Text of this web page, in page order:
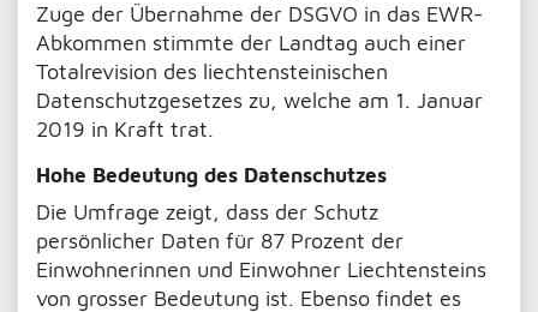
Zuge der Übernahme der DSGVO in das EWR-
Abkommen stimmte der Landtag auch einer
Totalrevision des liechtensteinischen
Datenschutzgesetzes zu, welche am 1. Januar
2019 in Kraft trat.
Hohe Bedeutung des Datenschutzes
Die Umfrage zeigt, dass der Schutz
persönlicher Daten für 87 Prozent der
Einwohnerinnen und Einwohner Liechtensteins
von grosser Bedeutung ist. Ebenso findet es